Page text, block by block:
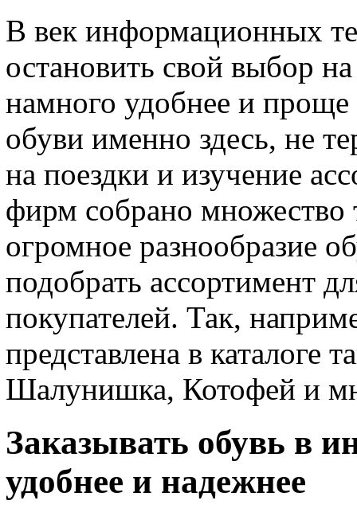
В век информационных
остановить свой выбор
намного удобнее и
обуви именно здесь, не
на поездки и изучение
фирм собрано
огромное разнообразие
подобрать ассортимент
покупателей. Так,
представлена в каталоге
Шалунишка, Котофей и
Заказывать обувь в
удобнее и надежнее